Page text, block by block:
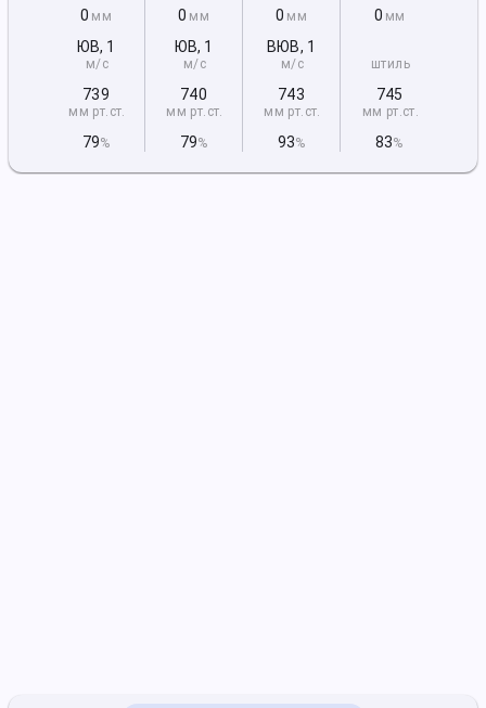
0 мм
ЮВ, 1
м/с
739
мм рт.ст.
79%
0 мм
ЮВ, 1
м/с
740
мм рт.ст.
79%
0 мм
ВЮВ, 1
м/с
743
мм рт.ст.
93%
0 мм
штиль
745
мм рт.ст.
83%